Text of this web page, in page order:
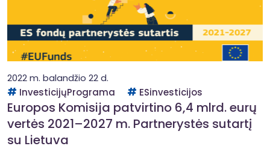
2022 m. balandžio 22 d.
InvesticijųPrograma
ESinvesticijos
Europos Komisija patvirtino 6,4 mlrd. eurų
vertės 2021–2027 m. Partnerystės sutartį
su Lietuva